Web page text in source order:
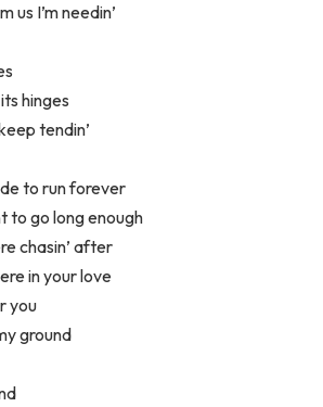
us I’m needin’
hinges
tendin’
to run forever
to go long enough
chasin’ after
in your love
you
ground